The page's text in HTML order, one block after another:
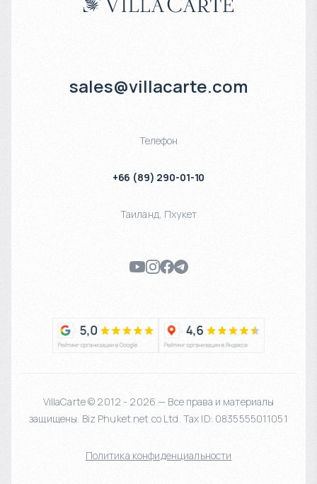
sales@villacarte.com
Телефон
+66 (89) 290-01-10
Таиланд Пхукет
VillaCarte © 2012 - 2026 — Все права и материалы
защищены. Biz Phuket.net co Ltd. Tax ID: 0835555011051
Политика конфиденциальности